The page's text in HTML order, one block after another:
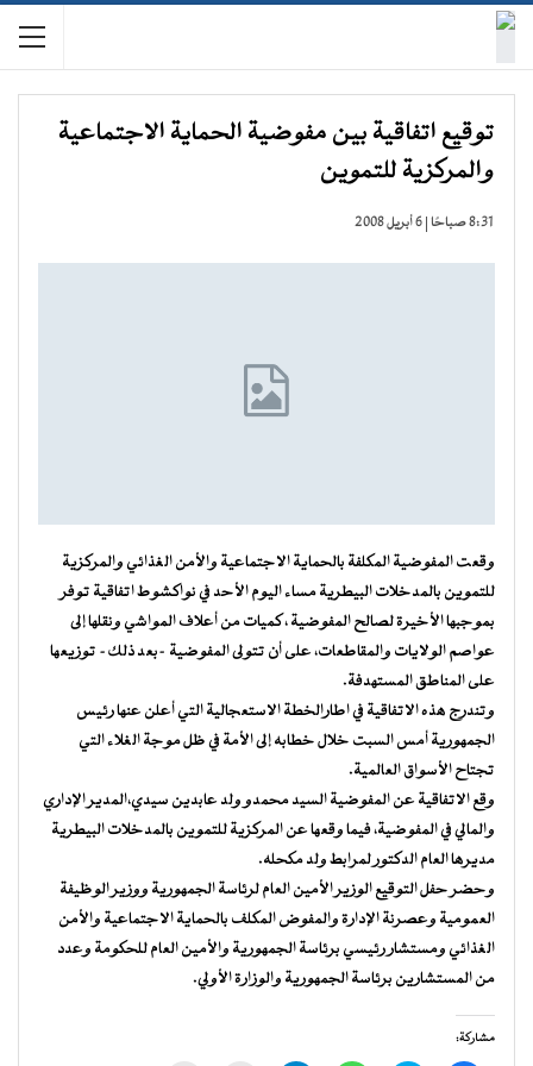
توقيع اتفاقية بين مفوضية الحماية الاجتماعية
والمركزية للتموين
8:31 صباحًا | 6 أبريل 2008
وقعت المفوضية المكلفة بالحماية الاجتماعية والأمن الغذائي والمركزية
للتموين بالمدخلات البيطرية مساء اليوم الأحد في نواكشوط اتفاقية توفر
بموجبها الأخيرة لصالح المفوضية ، كميات من أعلاف المواشي ونقلها إلى
عواصم الولايات والمقاطعات، على أن تتولى المفوضية -بعد ذلك- توزيعها
على المناطق المستهدفة.
وتندرج هذه الاتفاقية في اطارالخطة الاستعجالية التي أعلن عنها رئيس
الجمهورية أمس السبت خلال خطابه إلى الأمة في ظل موجة الغلاء التي
تجتاح الأسواق العالمية.
وقع الاتفاقية عن المفوضية السيد محمدو ولد عابدين سيدي،المدير الإداري
والمالي في المفوضية، فيما وقعها عن المركزية للتموين بالمدخلات البيطرية
مديرها العام الدكتور لمرابط ولد مكحله.
وحضر حفل التوقيع الوزير الأمين العام لرئاسة الجمهورية ووزير الوظيفة
العمومية وعصرنة الإدارة والمفوض المكلف بالحماية الاجتماعية والأمن
الغذائي ومستشار رئيسي برئاسة الجمهورية والأمين العام للحكومة وعدد
من المستشارين برئاسة الجمهورية والوزارة الأولي.
مشاركة: